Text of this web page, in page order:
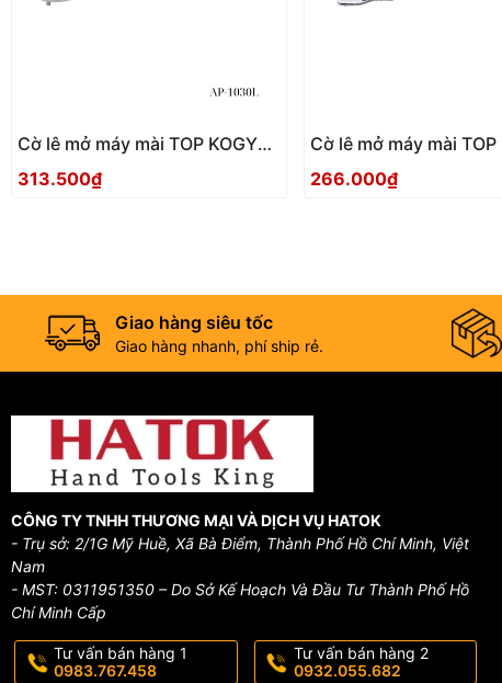
Cờ lê mở máy mài TOP KOGYO
AP-1030L Nhật Bản
313.500₫
Cờ lê mở máy mài TOP KOGYO
AP-1030 Nhật Bản
266.000₫
Giao hàng siêu tốc
Giao hàng nhanh, phí ship rẻ.
CÔNG TY TNHH THƯƠNG MẠI VÀ DỊCH VỤ HATOK
- Trụ sở: 2/1G Mỹ Huề, Xã Bà Điểm, Thành Phố Hồ Chí Minh, Việt
Nam
- MST: 0311951350 – Do Sở Kế Hoạch Và Đầu Tư Thành Phố Hồ
Chí Minh Cấp
Tư vấn bán hàng 1
0983.767.458
Tư vấn bán hàng 2
0932.055.682